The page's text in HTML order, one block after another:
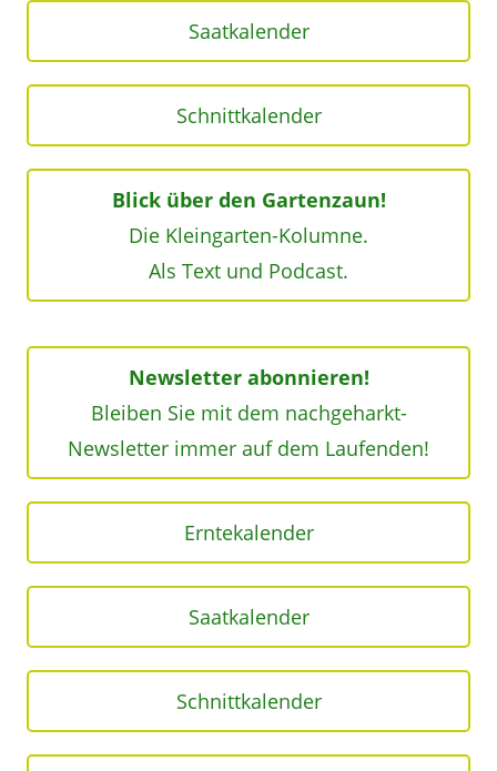
Saatkalender
Schnittkalender
Blick über den Gartenzaun!
Die Kleingarten-Kolumne.
Als Text und Podcast.
Newsletter abonnieren!
Bleiben Sie mit dem nachgeharkt-
Newsletter immer auf dem Laufenden!
Erntekalender
Saatkalender
Schnittkalender